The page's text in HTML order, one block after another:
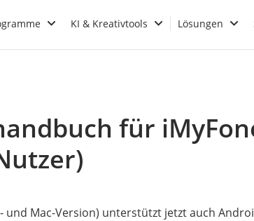
KI & Kreativtools Lösungen
für
und Mac-Version) unterstützt jetzt auch